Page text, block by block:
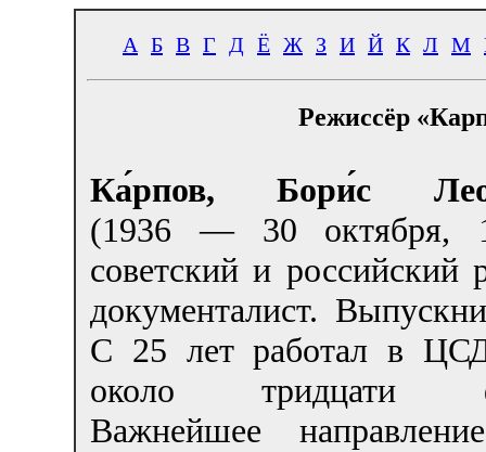
А Б В Г Д Ё Ж З И Й К Л М
Режиссёр
Ка́рпов, Бори́с
(1936 — 30 октября,
советский и российский
документалист.
С 25 лет работал в
около тридцати
Важнейшее